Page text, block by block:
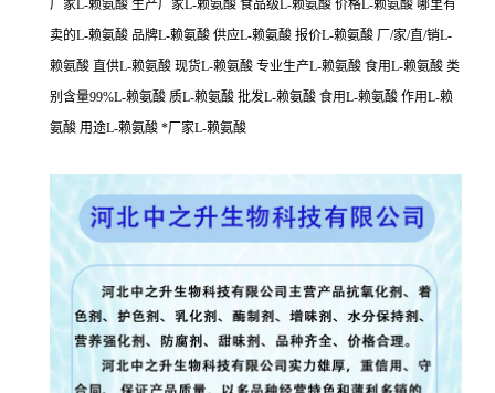
厂家L-赖氨酸 生产厂家L-赖氨酸 食品级L-赖氨酸 价格L-赖氨酸 哪里有
卖的L-赖氨酸 品牌L-赖氨酸 供应L-赖氨酸 报价L-赖氨酸 厂/家/直/销L-
赖氨酸 直供L-赖氨酸 现货L-赖氨酸 专业生产L-赖氨酸 食用L-赖氨酸 类
别含量99%L-赖氨酸 质L-赖氨酸 批发L-赖氨酸 食用L-赖氨酸 作用L-赖
氨酸 用途L-赖氨酸 *厂家L-赖氨酸